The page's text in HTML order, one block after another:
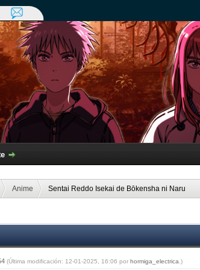
Anime Sentai Reddo Isekai de Bōkensha ni Naru
(Última modificación: 12-01-2025, 16:06 porhormiga_electrica .)